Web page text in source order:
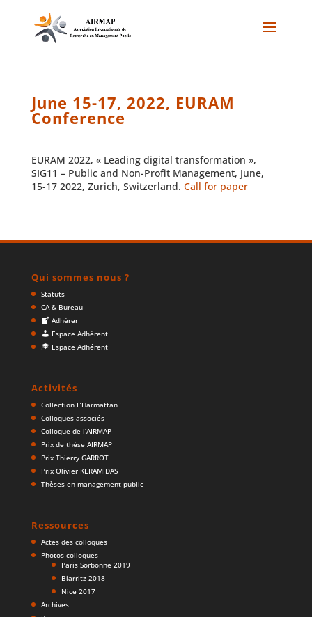
June 15-17, 2022, EURAM
Conference
EURAM 2022, « Leading digital transformation »,
SIG11 – Public and Non-Profit Management, June,
15-17 2022, Zurich, Switzerland. Call for paper
Qui sommes nous ?
Statuts
CA & Bureau
Adhérer
Espace Adhérent
Espace Adhérent
Activités
Collection L’Harmattan
Colloques associés
Colloque de l’AIRMAP
Prix de thèse AIRMAP
Prix Thierry GARROT
Prix Olivier KERAMIDAS
Thèses en management public
Ressources
Actes des colloques
Photos colloques
Paris Sorbonne 2019
Biarritz 2018
Nice 2017
Archives